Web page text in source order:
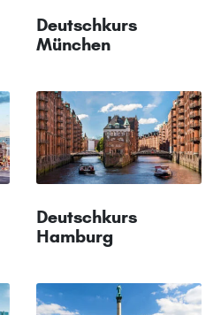
Deutschkurs
München
Deutschkurs
Hamburg